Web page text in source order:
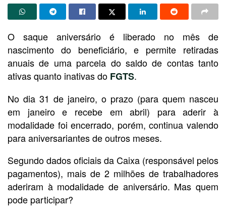
O saque aniversário é liberado no mês de
nascimento do beneficiário, e permite retiradas
anuais de uma parcela do saldo de contas tanto
ativas quanto inativas do FGTS.
No dia 31 de janeiro, o prazo (para quem nasceu
em janeiro e recebe em abril) para aderir à
modalidade foi encerrado, porém, continua valendo
para aniversariantes de outros meses.
Segundo dados oficiais da Caixa (responsável pelos
pagamentos), mais de 2 milhões de trabalhadores
aderiram à modalidade de aniversário. Mas quem
pode participar?